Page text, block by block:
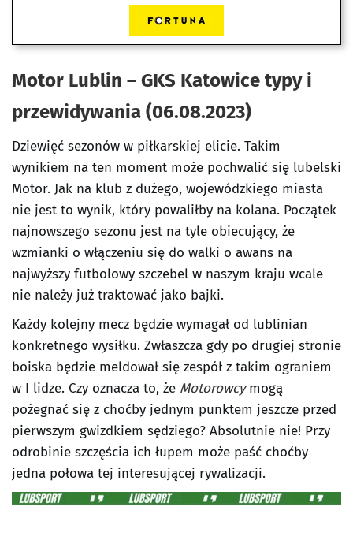
Motor Lublin – GKS Katowice typy i
przewidywania (06.08.2023)
Dziewięć sezonów w piłkarskiej elicie. Takim
wynikiem na ten moment może pochwalić się lubelski
Motor. Jak na klub z dużego, wojewódzkiego miasta
nie jest to wynik, który powaliłby na kolana. Początek
najnowszego sezonu jest na tyle obiecujący, że
wzmianki o włączeniu się do walki o awans na
najwyższy futbolowy szczebel w naszym kraju wcale
nie należy już traktować jako bajki.
Każdy kolejny mecz będzie wymagał od lublinian
konkretnego wysiłku. Zwłaszcza gdy po drugiej stronie
boiska będzie meldował się zespół z takim ograniem
w I lidze. Czy oznacza to, że Motorowcymogą
pożegnać się z choćby jednym punktem jeszcze przed
pierwszym gwizdkiem sędziego? Absolutnie nie! Przy
odrobinie szczęścia ich łupem może paść choćby
jedna połowa tej interesującej rywalizacji.